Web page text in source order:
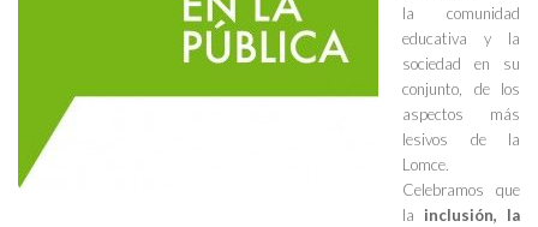
la comunidad
educativa y la
sociedad en su
conjunto, de los
aspectos más
lesivos de la
Lomce.
Celebramos que
la inclusión, la